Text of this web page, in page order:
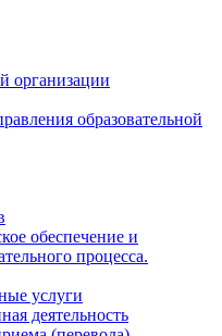
организации
образовательной
обеспечение и
процесса.
услуги
деятельность